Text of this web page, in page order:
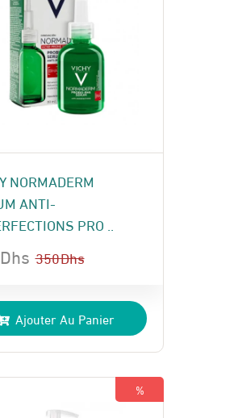
NORMADERM
ANTI-
PRO ..
350Dhs
:
Dhs
Ajouter Au Panier
%